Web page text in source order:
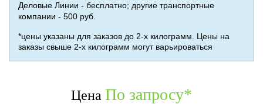
Деловые Линии - бесплатно; другие транспортные
компании - 500 руб.
*цены указаны для заказов до 2-х килограмм. Цены на
заказы свыше 2-х килограмм могут варьироваться
Цена По запросу*